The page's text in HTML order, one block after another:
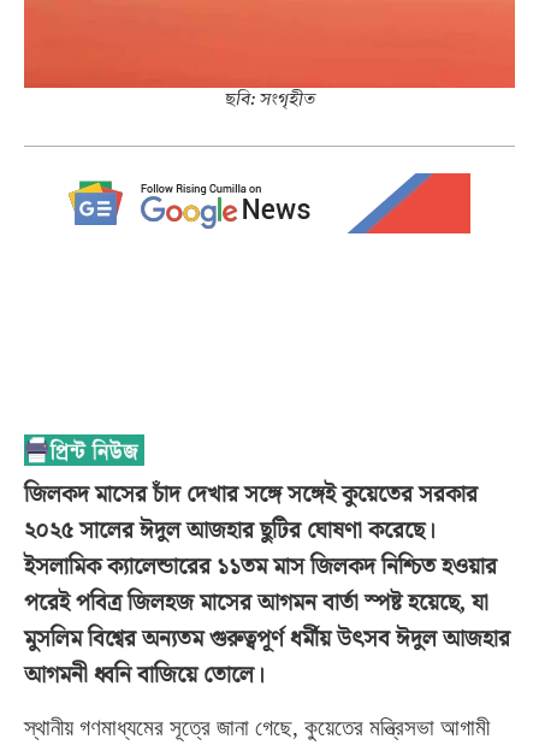
ছবি: সংগৃহীত
জিলকদ মাসের চাঁদ দেখার সঙ্গে সঙ্গেই কুয়েতের সরকার
২০২৫ সালের ঈদুল আজহার ছুটির ঘোষণা করেছে।
ইসলামিক ক্যালেন্ডারের ১১তম মাস জিলকদ নিশ্চিত হওয়ার
পরেই পবিত্র জিলহজ মাসের আগমন বার্তা স্পষ্ট হয়েছে, যা
মুসলিম বিশ্বের অন্যতম গুরুত্বপূর্ণ ধর্মীয় উৎসব ঈদুল আজহার
আগমনী ধ্বনি বাজিয়ে তোলে।
স্থানীয় গণমাধ্যমের সূত্রে জানা গেছে, কুয়েতের মন্ত্রিসভা আগামী